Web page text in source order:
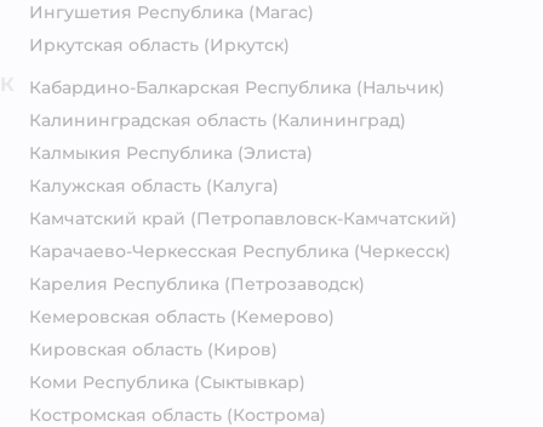
Ингушетия Республика (Магас)
Иркутская область (Иркутск)
Кабардино-Балкарская Республика (Нальчик)
Калининградская область (Калининград)
Калмыкия Республика (Элиста)
Калужская область (Калуга)
Камчатский край (Петропавловск-Камчатский)
Карачаево-Черкесская Республика (Черкесск)
Карелия Республика (Петрозаводск)
Кемеровская область (Кемерово)
Кировская область (Киров)
Коми Республика (Сыктывкар)
Костромская область (Кострома)